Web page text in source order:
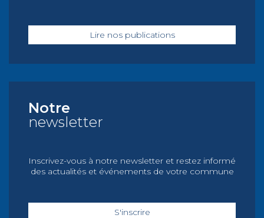
Lire nos publications
Notre
newsletter
Inscrivez-vous à notre newsletter et restez informé
des actualités et événements de votre commune
S'inscrire